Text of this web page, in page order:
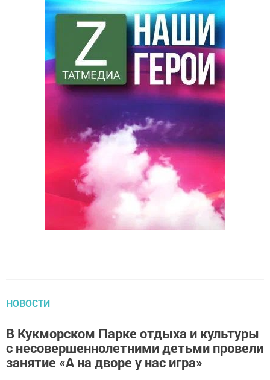
НОВОСТИ
В Кукморском Парке отдыха и культуры
с несовершеннолетними детьми провели
занятие «А на дворе у нас игра»